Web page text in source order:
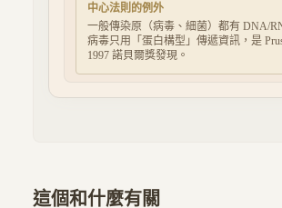
中心法則的例外
一般傳染原（病毒、細菌）都有 DNA/
病毒只用「蛋白構型」傳遞資訊，是
1997 諾貝爾獎發現。
這個和什麼有關